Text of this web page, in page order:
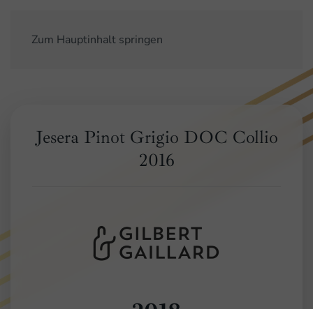
Zum Hauptinhalt springen
Jesera Pinot Grigio DOC Collio
2016